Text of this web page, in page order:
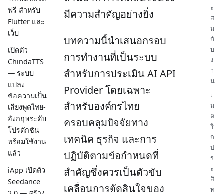
ฟรี สำหรับ
Flutter และ
เว็บ
เปิดตัว
ChindaTTS
— ระบบ
แปลง
ข้อความเป็น
เสียงพูดไทย-
อังกฤษระดับ
โปรดักชัน
พร้อมใช้งาน
แล้ว
iApp เปิดตัว
Seedance
มีความสำคัญอย่างยิ่ง
บทความนี้นำเสนอกรอบ
การทำงานที่เป็นระบบ
สำหรับการประเมิน AI API
Provider โดยเฉพาะ
สำหรับองค์กรไทย
ครอบคลุมปัจจัยทาง
เทคนิค ธุรกิจ และการ
ปฏิบัติตามข้อกำหนดที่
สำคัญซึ่งควรเป็นตัวขับ
เคลื่อนการตัดสินใจของ
ะ
ส
ม
กั
บ
ง
า
น
เ
ม
ต
ริ
ก
ป
ร
ะ
สิ
ท